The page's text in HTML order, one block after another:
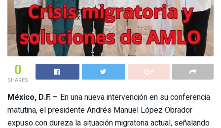
0
SHARES
México, D.F. – En una nueva intervención en su conferencia
matutina, el presidente Andrés Manuel López Obrador
expuso con dureza la situación migratoria actual, señalando